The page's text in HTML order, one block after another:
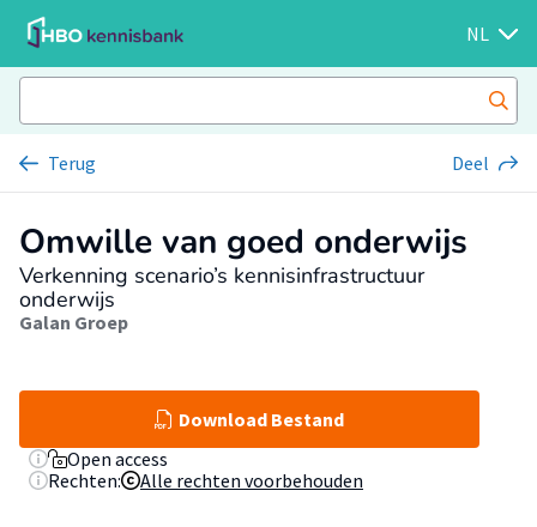
NL
Terug Deel
Omwille van goed onderwijs
Verkenning scenario’s kennisinfrastructuur
onderwijs
Galan Groep
Download Bestand
Open access
Rechten:
Alle rechten voorbehouden